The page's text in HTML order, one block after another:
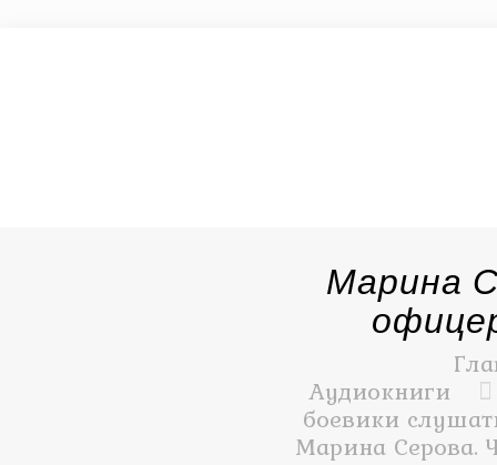
Марина
Аудиокниги
боевики
Марина Серова.